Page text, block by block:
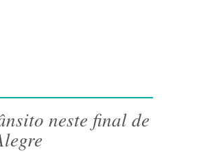
neste final de